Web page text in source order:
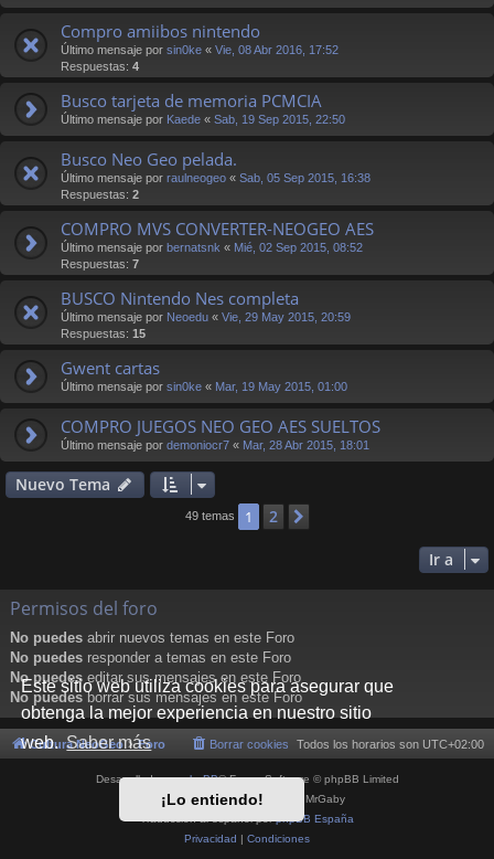
Este sitio web utiliza cookies para asegurar que
obtenga la mejor experiencia en nuestro sitio
web.Saber más
¡Lo entiendo!
Compro amiibos nintendo
Último mensaje por sin0ke « Vie, 08 Abr 2016, 17:52
Respuestas: 4
Busco tarjeta de memoria PCMCIA
Último mensaje por Kaede « Sab, 19 Sep 2015, 22:50
Busco Neo Geo pelada.
Último mensaje por raulneogeo « Sab, 05 Sep 2015, 16:38
Respuestas: 2
COMPRO MVS CONVERTER-NEOGEO AES
Último mensaje por bernatsnk « Mié, 02 Sep 2015, 08:52
Respuestas: 7
BUSCO Nintendo Nes completa
Último mensaje por Neoedu « Vie, 29 May 2015, 20:59
Respuestas: 15
Gwent cartas
Último mensaje por sin0ke « Mar, 19 May 2015, 01:00
COMPRO JUEGOS NEO GEO AES SUELTOS
Último mensaje por demoniocr7 « Mar, 28 Abr 2015, 18:01
Nuevo Tema
49 temas 1 2
Ir a
Permisos del foro
No puedes abrir nuevos temas en este Foro
No puedes responder a temas en este Foro
No puedes editar sus mensajes en este Foro
No puedesborrar sus mensajes en este Foro
Cultura NeoGeo Foro Todos los horarios son UTC+02:00
Borrar cookies
Desarrollado porphpBB® Forum Software © phpBB Limited
Style porArty- phpBB 3.3 por MrGaby
Traducción al español porphpBB España
Privacidad
Condiciones